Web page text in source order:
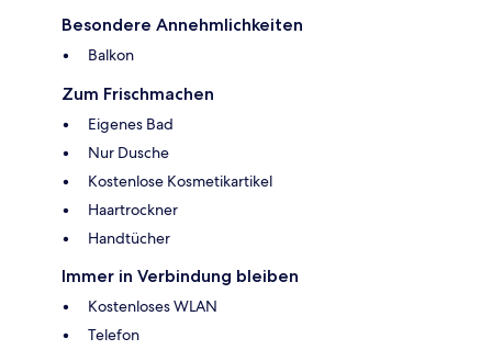
Besondere Annehmlichkeiten
Balkon
Zum Frischmachen
Eigenes Bad
Nur Dusche
Kostenlose Kosmetikartikel
Haartrockner
Handtücher
Immer in Verbindung bleiben
Kostenloses WLAN
Telefon